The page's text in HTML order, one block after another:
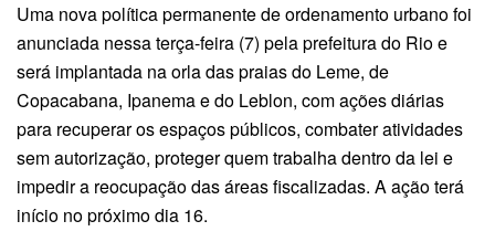
Uma nova política permanente de ordenamento urbano foi
anunciada nessa terça-feira (7) pela prefeitura do Rio e
será implantada na orla das praias do Leme, de
Copacabana, Ipanema e do Leblon, com ações diárias
para recuperar os espaços públicos, combater atividades
sem autorização, proteger quem trabalha dentro da lei e
impedir a reocupação das áreas fiscalizadas. A ação terá
início no próximo dia 16.